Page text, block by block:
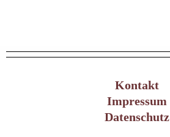
Kontakt
Impressum
Datenschutz